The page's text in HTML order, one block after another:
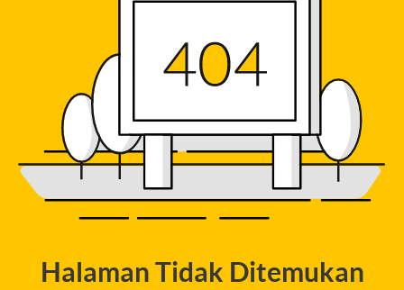
Halaman Tidak Ditemukan